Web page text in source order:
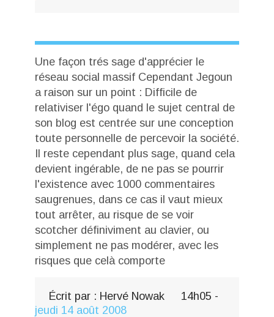
Une façon trés sage d'apprécier le
réseau social massif Cependant Jegoun
a raison sur un point : Difficile de
relativiser l'égo quand le sujet central de
son blog est centrée sur une conception
toute personnelle de percevoir la société.
Il reste cependant plus sage, quand cela
devient ingérable, de ne pas se pourrir
l'existence avec 1000 commentaires
saugrenues, dans ce cas il vaut mieux
tout arrêter, au risque de se voir
scotcher définiviment au clavier, ou
simplement ne pas modérer, avec les
risques que celà comporte
Écrit par : Hervé Nowak 14h05 -
jeudi 14 août 2008